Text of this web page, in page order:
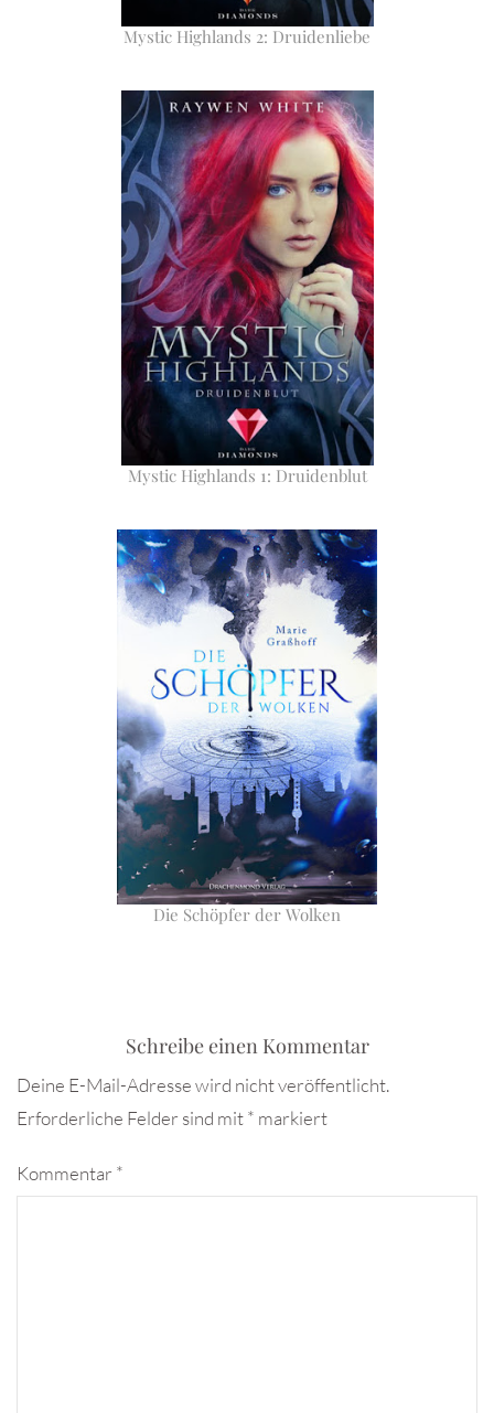
Mystic Highlands 2: Druidenliebe
Mystic Highlands 1: Druidenblut
Die Schöpfer der Wolken
Schreibe einen Kommentar
Deine E-Mail-Adresse wird nicht veröffentlicht.
Erforderliche Felder sind mit* markiert
Kommentar *